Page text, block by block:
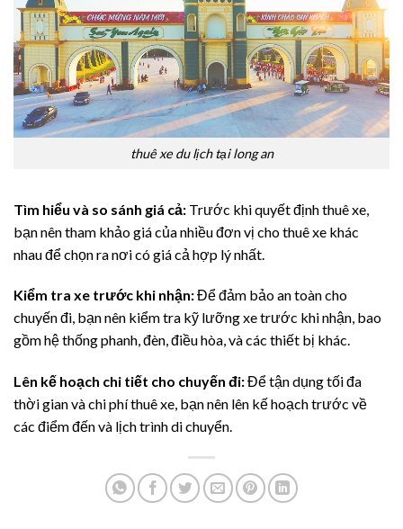
thuê xe du lịch tại long an
Tìm hiểu và so sánh giá cả: Trước khi quyết định thuê xe,
bạn nên tham khảo giá của nhiều đơn vị cho thuê xe khác
nhau để chọn ra nơi có giá cả hợp lý nhất.
Kiểm tra xe trước khi nhận:Để đảm bảo an toàn cho
chuyến đi, bạn nên kiểm tra kỹ lưỡng xe trước khi nhận, bao
gồm hệ thống phanh, đèn, điều hòa, và các thiết bị khác.
Lên kế hoạch chi tiết cho chuyến đi:Để tận dụng tối đa
thời gian và chi phí thuê xe, bạn nên lên kế hoạch trước về
các điểm đến và lịch trình di chuyển.